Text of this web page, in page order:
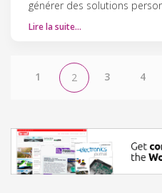
générer des solutions
Lire la suite…
1 2 3 4